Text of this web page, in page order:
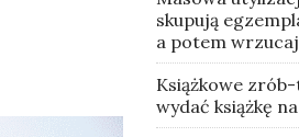
skupują
a potem
Książkowe
wydać książkę